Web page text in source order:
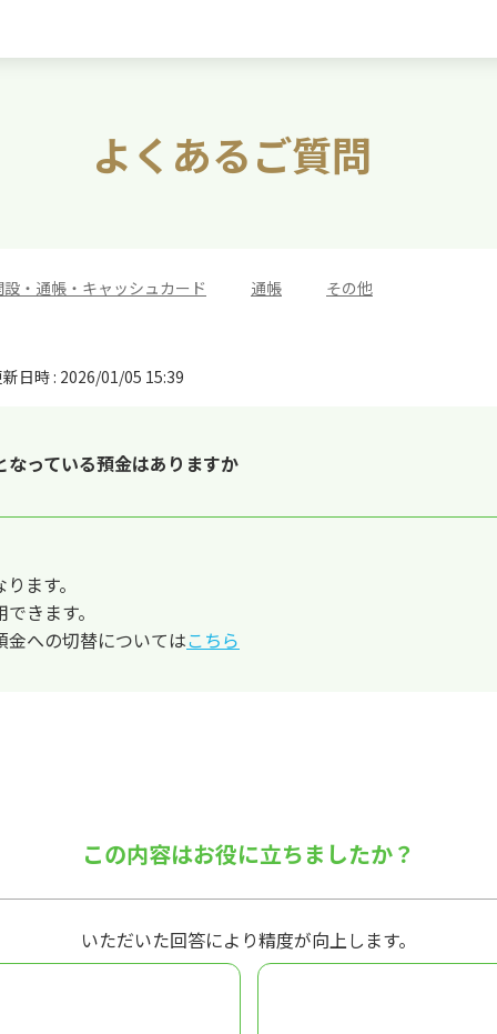
よくあるご質問
・通帳・キャッシュカード 通帳 その他
日時 : 2026/01/05 15:39
っている預金はありますか
ます。
きます。
への切替についてはこちら
この内容はお役に立ちましたか？
いただいた回答により精度が向上します。